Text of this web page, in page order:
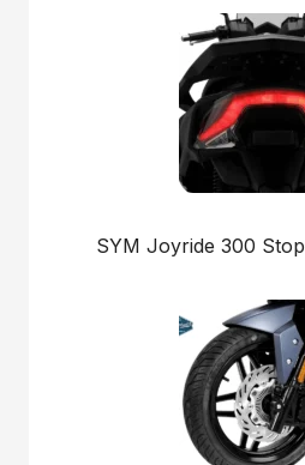
SYM Joyride 300 Stop